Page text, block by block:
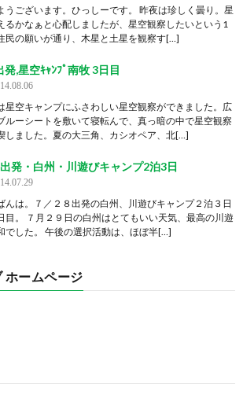
うございます。ひっしーです。 昨夜は珍しく曇り。星
るかなぁと心配しましたが、星空観察したいという1
民の願いが通り、木星と土星を観察す[…]
発,星空ｷｬﾝﾌﾟ南牧 3日目
星空キャンプにふさわしい星空観察ができました。広
ルーシートを敷いて寝転んで、真っ暗の中で星空観察
しました。夏の大三角、カシオペア、北[…]
発・白州・川遊びキャンプ2泊3日
んは。７／２８出発の白州、川遊びキャンプ２泊３日
目。 ７月２９日の白州はとてもいい天気、最高の川遊
でした。 午後の選択活動は、ほぼ半[…]
ホームページ